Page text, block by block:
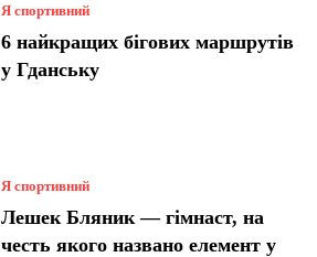
Я спортивний
6 найкращих бігових маршрутів
у Гданську
Я спортивний
Лешек Бляник — гімнаст, на
честь якого названо елемент у